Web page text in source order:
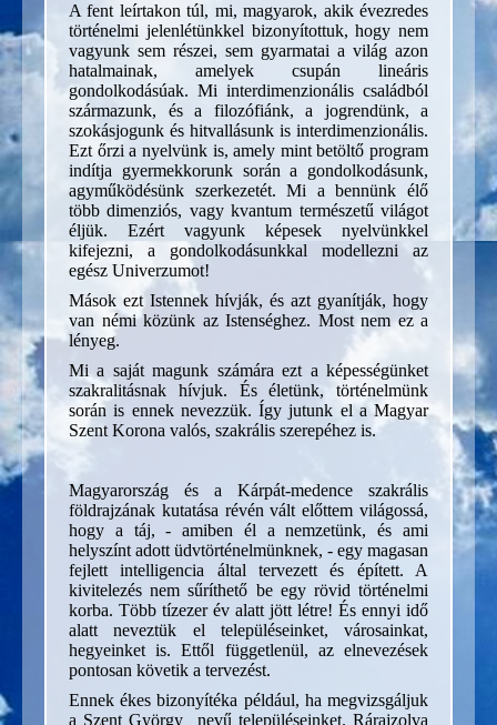
A fent leírtakon túl, mi, magyarok, akik évezredes
történelmi jelenlétünkkel bizonyítottuk, hogy nem
vagyunk sem részei, sem gyarmatai a világ azon
hatalmainak, amelyek csupán lineáris
gondolkodásúak. Mi interdimenzionális családból
származunk, és a filozófiánk, a jogrendünk, a
szokásjogunk és hitvallásunk is interdimenzionális.
Ezt őrzi a nyelvünk is, amely mint betöltő program
indítja gyermekkorunk során a gondolkodásunk,
agyműködésünk szerkezetét. Mi a bennünk élő
több dimenziós, vagy kvantum természetű világot
éljük. Ezért vagyunk képesek nyelvünkkel
kifejezni, a gondolkodásunkkal modellezni az
egész Univerzumot!
Mások ezt Istennek hívják, és azt gyanítják, hogy
van némi közünk az Istenséghez. Most nem ez a
lényeg.
Mi a saját magunk számára ezt a képességünket
szakralitásnak hívjuk. És életünk, történelmünk
során is ennek nevezzük. Így jutunk el a Magyar
Szent Korona valós, szakrális szerepéhez is.
Magyarország és a Kárpát-medence szakrális
földrajzának kutatása révén vált előttem világossá,
hogy a táj, - amiben él a nemzetünk, és ami
helyszínt adott üdvtörténelmünknek, - egy magasan
fejlett intelligencia által tervezett és épített. A
kivitelezés nem sűríthető be egy rövid történelmi
korba. Több tízezer év alatt jött létre! És ennyi idő
alatt neveztük el településeinket, városainkat,
hegyeinket is. Ettől függetlenül, az elnevezések
pontosan követik a tervezést.
Ennek ékes bizonyítéka például, ha megvizsgáljuk
a Szent György nevű településeinket. Rárajzolva